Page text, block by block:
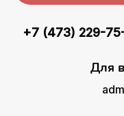
+7 (473) 229-
Для